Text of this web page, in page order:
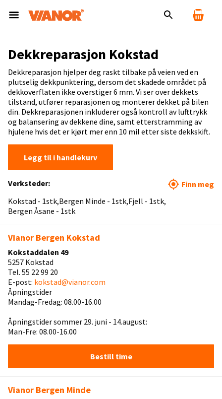
Dekkreparasjon Kokstad
Dekkreparasjon hjelper deg raskt tilbake på veien ved en
plutselig dekkpunktering, dersom det skadede området på
dekkoverflaten ikke overstiger 6 mm. Vi ser over dekkets
tilstand, utfører reparasjonen og monterer dekket på bilen
din. Dekkreparasjonen inkluderer også kontroll av lufttrykk
og balansering av dekkene dine, samt etterstramming av
hjulene hvis det er kjørt mer enn 10 mil etter siste dekkskift.
Legg til i handlekurv
Verksteder:
Kokstad - 1stk Bergen Minde - 1stk Fjell - 1stk
Bergen Åsane - 1stk
Finn meg
Vianor Bergen Kokstad
Kokstaddalen 49
5257 Kokstad
Tel. 55 22 99 20
E-post: kokstad@vianor.com
Åpningstider
Mandag-Fredag: 08.00-16.00
Åpningstider sommer 29. juni - 14.august:
Man-Fre: 08.00-16.00
Bestill time
Vianor Bergen Minde